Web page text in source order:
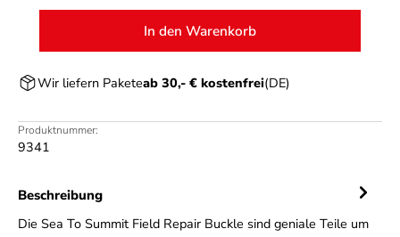
In den Warenkorb
Wir liefern Paketeab 30,- € kostenfrei(DE)
Produktnummer:
9341
Beschreibung
Die Sea To Summit Field Repair Buckle sind geniale Teile um